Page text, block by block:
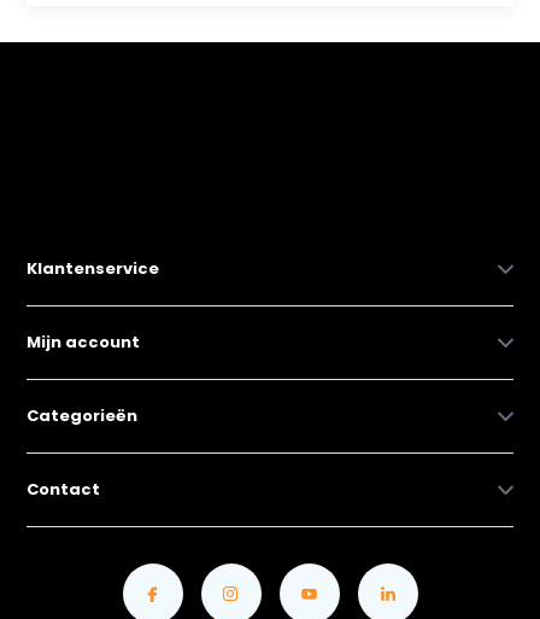
Klantenservice
Mijn account
Categorieën
Contact